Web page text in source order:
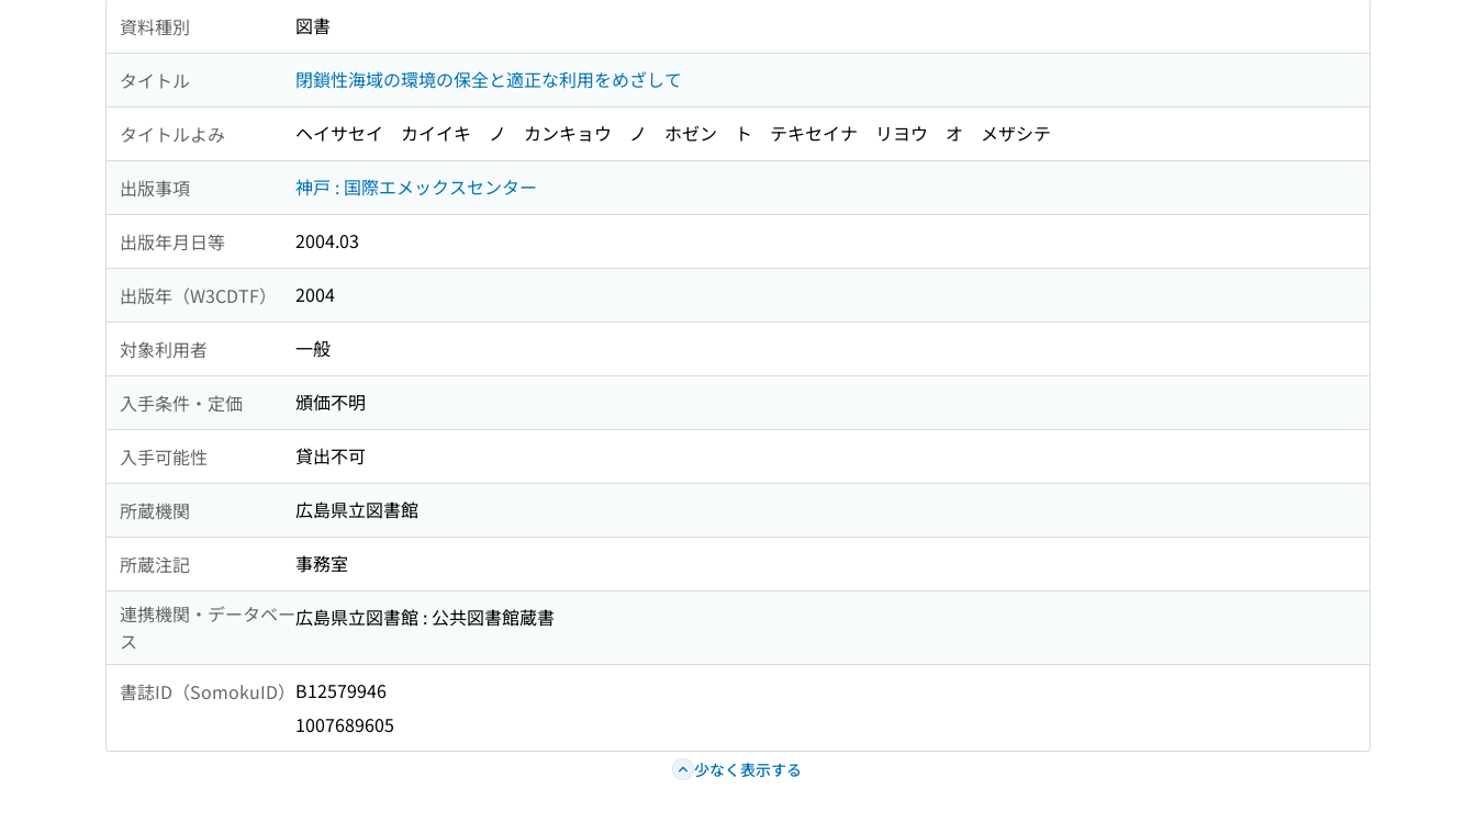
資料種別 図書
タイトル 閉鎖性海域の環境の保全と適正な利用をめざして
タイトルよみ ヘイサセイ カイイキ ノ カンキョウ ノ ホゼン ト テキセイナ リヨウ オ メザシテ
出版事項 神戸 : 国際エメックスセンター
出版年月日等 2004.03
出版年（W3CDTF） 2004
対象利用者 一般
入手条件・定価 頒価不明
入手可能性 貸出不可
所蔵機関 広島県立図書館
所蔵注記
事務室
連携機関・データベー
ス
広島県立図書館 : 公共図書館蔵書
書誌ID（SomokuID） B12579946
1007689605
少なく表示する